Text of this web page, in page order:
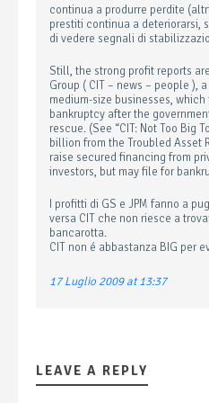
continua a produrre perdite
prestiti continua a deteriorarsi,
di vedere segnali di
Still, the strong profit reports
Group ( CIT – news – people ),
medium-size businesses,
bankruptcy after the
rescue. (See “CIT: Not Too Big
billion from the Troubled Asset
raise secured financing from
investors, but may file for
I profitti di GS e JPM fanno a
versa CIT che non riesce a
bancarotta.
CIT non é abbastanza BIG per
17 Luglio 2009 at 13:37
LEAVE A REPLY